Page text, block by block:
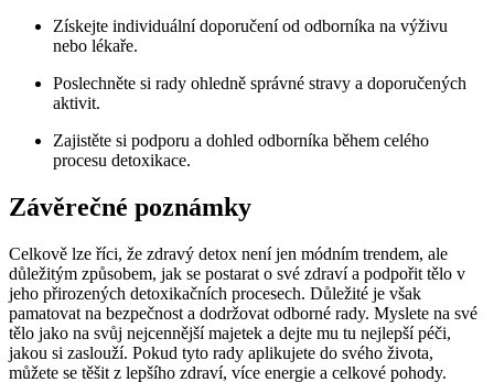
Získejte individuální doporučení od odborníka na výživu
nebo lékaře.
Poslechněte si rady ohledně správné stravy a doporučených
aktivit.
Zajistěte si podporu a dohled odborníka během celého
procesu detoxikace.
Závěrečné poznámky
Celkově lze říci, že zdravý detox není jen módním trendem, ale
důležitým způsobem, jak se postarat o své zdraví a podpořit tělo v
jeho přirozených detoxikačních procesech. Důležité je však
pamatovat na bezpečnost a dodržovat odborné rady. Myslete na své
tělo jako na svůj nejcennější majetek a dejte mu tu nejlepší péči,
jakou si zaslouží. Pokud tyto rady aplikujete do svého života,
můžete se těšit z lepšího zdraví, více energie a celkové pohody.